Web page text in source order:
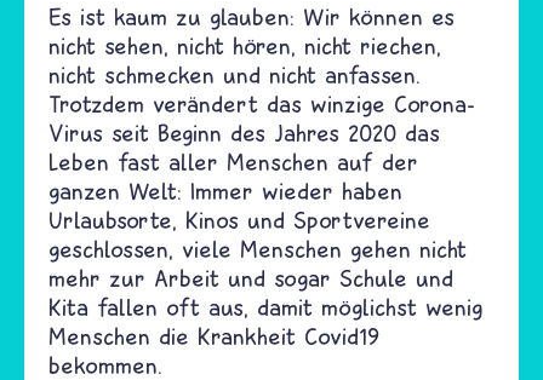
Es ist kaum zu glauben: Wir können es
nicht sehen, nicht hören, nicht riechen,
nicht schmecken und nicht anfassen.
Trotzdem verändert das winzige Corona-
Virus seit Beginn des Jahres 2020 das
Leben fast aller Menschen auf der
ganzen Welt: Immer wieder haben
Urlaubsorte, Kinos und Sportvereine
geschlossen, viele Menschen gehen nicht
mehr zur Arbeit und sogar Schule und
Kita fallen oft aus, damit möglichst wenig
Menschen die Krankheit Covid19
bekommen.